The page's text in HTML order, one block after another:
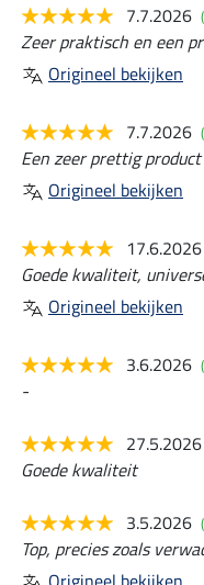
7.7.2026
Zeer praktisch en een
Origineel bekijken
7.7.2026
Een zeer prettig
Origineel bekijken
17.6.2026
Goede kwaliteit,
Origineel bekijken
3.6.2026
-
27.5.2026
Goede kwaliteit
3.5.2026
Top, precies zoals